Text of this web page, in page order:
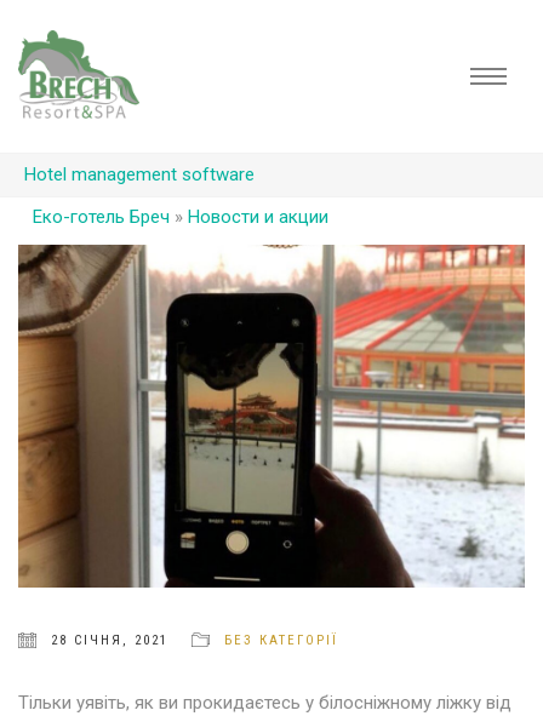
Hotel management software
Еко-готель Бреч » Новости и акции
28 СІЧНЯ, 2021 БЕЗ КАТЕГОРІЇ
Тільки уявіть, як ви прокидаєтесь у білосніжному ліжку від